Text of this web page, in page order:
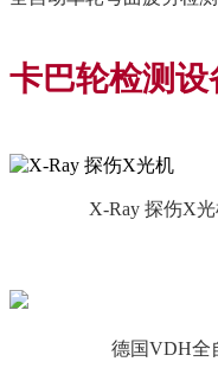
卡巴轮检测设
X-Ray 探伤X
德国VDH全